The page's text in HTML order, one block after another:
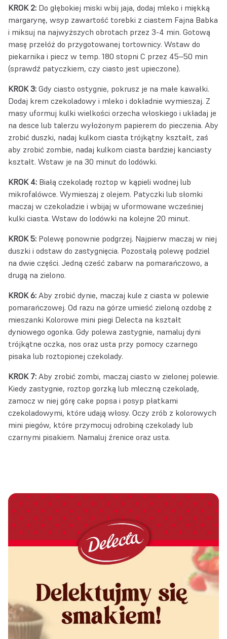
KROK 2: Do głębokiej miski wbij jaja, dodaj mleko i miękką
margarynę, wsyp zawartość torebki z ciastem Fajna Babka
i miksuj na najwyższych obrotach przez 3-4 min. Gotową
masę przełóż do przygotowanej tortownicy. Wstaw do
piekarnika i piecz w temp. 180 stopni C przez 45‒50 min
(sprawdź patyczkiem, czy ciasto jest upieczone).
KROK 3: Gdy ciasto ostygnie, pokrusz je na małe kawałki.
Dodaj krem czekoladowy i mleko i dokładnie wymieszaj. Z
masy uformuj kulki wielkości orzecha włoskiego i układaj je
na desce lub talerzu wyłożonym papierem do pieczenia. Aby
zrobić duszki, nadaj kulkom ciasta trójkątny kształt, zaś
aby zrobić zombie, nadaj kulkom ciasta bardziej kanciasty
kształt. Wstaw je na 30 minut do lodówki.
KROK 4: Białą czekoladę roztop w kąpieli wodnej lub
mikrofalówce. Wymieszaj z olejem. Patyczki lub słomki
maczaj w czekoladzie i wbijaj w uformowane wcześniej
kulki ciasta. Wstaw do lodówki na kolejne 20 minut.
KROK 5: Polewę ponownie podgrzej. Najpierw maczaj w niej
duszki i odstaw do zastygnięcia. Pozostałą polewę podziel
na dwie części. Jedną cześć zabarw na pomarańczowo, a
drugą na zielono.
KROK 6: Aby zrobić dynie, maczaj kule z ciasta w polewie
pomarańczowej. Od razu na górze umieść zieloną ozdobę z
mieszanki Kolorowe mini piegi Delecta na kształt
dyniowego ogonka. Gdy polewa zastygnie, namaluj dyni
trójkątne oczka, nos oraz usta przy pomocy czarnego
pisaka lub roztopionej czekolady.
KROK 7: Aby zrobić zombi, maczaj ciasto w zielonej polewie.
Kiedy zastygnie, roztop gorzką lub mleczną czekoladę,
zamocz w niej górę cake popsa i posyp płatkami
czekoladowymi, które udają włosy. Oczy zrób z kolorowych
mini piegów, które przymocuj odrobiną czekolady lub
czarnymi pisakiem. Namaluj źrenice oraz usta.